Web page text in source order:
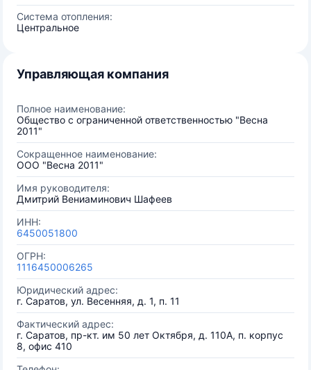
Система отопления:
Центральное
Управляющая компания
Полное наименование:
Общество с ограниченной ответственностью "Весна
2011"
Сокращенное наименование:
ООО "Весна 2011"
Имя руководителя:
Дмитрий Вениаминович Шафеев
ИНН:
6450051800
ОГРН:
1116450006265
Юридический адрес:
г. Саратов, ул. Весенняя, д. 1, п. 11
Фактический адрес:
г. Саратов, пр-кт. им 50 лет Октября, д. 110А, п. корпус
8, офис 410